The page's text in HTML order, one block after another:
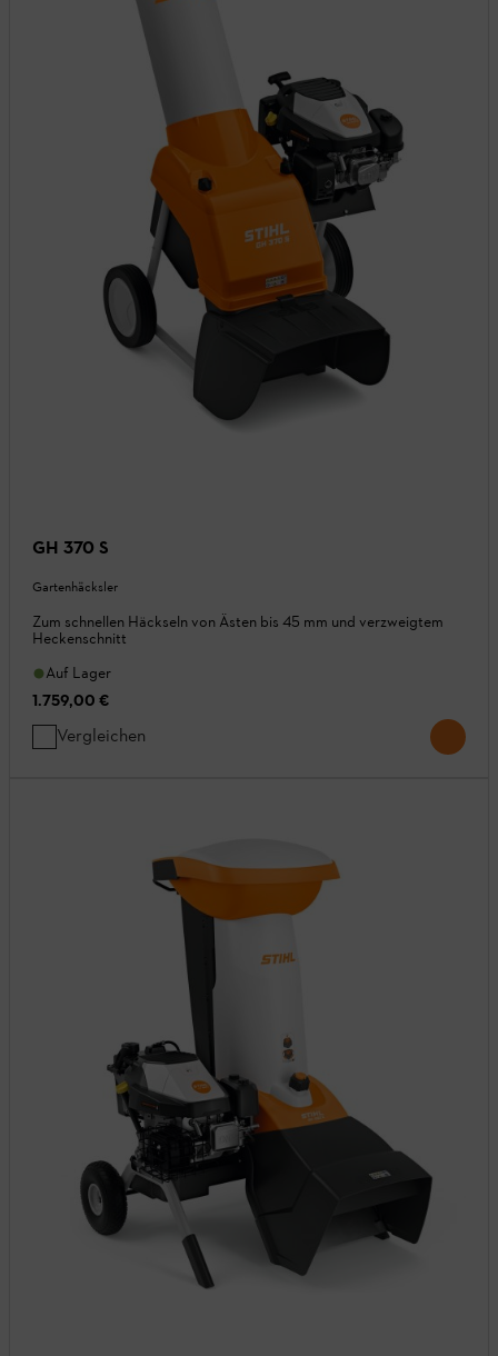
GH 370 S
Gartenhäcksler
Zum schnellen Häckseln von Ästen bis 45 mm und verzweigtem
Heckenschnitt
Auf Lager
1.759,00 €
Vergleichen